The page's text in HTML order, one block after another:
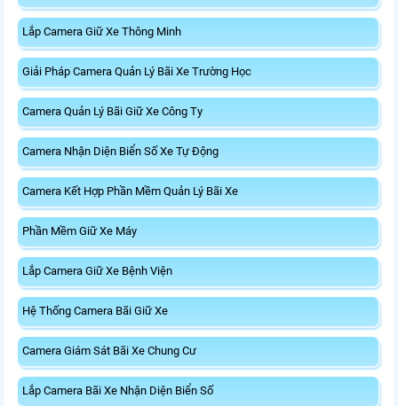
Lắp Camera Giữ Xe Thông Minh
Giải Pháp Camera Quản Lý Bãi Xe Trường Học
Camera Quản Lý Bãi Giữ Xe Công Ty
Camera Nhận Diện Biển Số Xe Tự Động
Camera Kết Hợp Phần Mềm Quản Lý Bãi Xe
Phần Mềm Giữ Xe Máy
Lắp Camera Giữ Xe Bệnh Viện
Hệ Thống Camera Bãi Giữ Xe
Camera Giám Sát Bãi Xe Chung Cư
Lắp Camera Bãi Xe Nhận Diện Biển Số